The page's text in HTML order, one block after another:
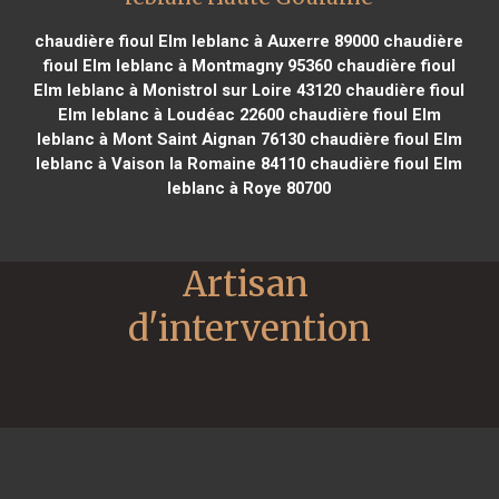
chaudière fioul Elm leblanc à Auxerre 89000 chaudière
fioul Elm leblanc à Montmagny 95360chaudière fioul
Elm leblanc à Monistrol sur Loire 43120 chaudière fioul
Elm leblanc à Loudéac 22600chaudière fioul Elm
leblanc à Mont Saint Aignan 76130chaudière fioul Elm
leblanc à Vaison la Romaine 84110 chaudière fioul Elm
leblanc à Roye 80700
Artisan
d'intervention